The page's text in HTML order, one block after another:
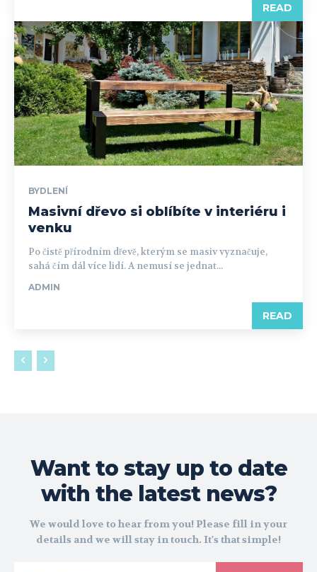
READ
BYDLENÍ
Masivní dřevo si oblíbíte v interiéru i
venku
Po čistě přírodním dřevě, kterým se masiv vyznačuje,
sahá čím dál více lidí. A nemusí se jednat...
ADMIN
READ
Want to stay up to date
with the latest news?
We would love to hear from you! Please fill in your
details and we will stay in touch. It's that simple!